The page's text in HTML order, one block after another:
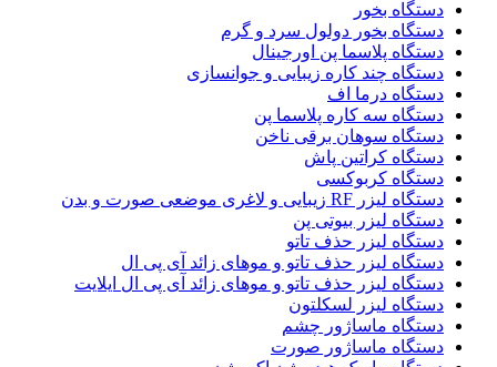
دستگاه بخور
دستگاه بخور دولول سرد و گرم
دستگاه پلاسما پن اورجینال
دستگاه چند کاره زیبایی و جوانسازی
دستگاه درما اف
دستگاه سه کاره پلاسما پن
دستگاه سوهان برقی ناخن
دستگاه کراتین پاش
دستگاه کربوکسی
دستگاه لیزر RF زیبایی و لاغری موضعی صورت و بدن
دستگاه لیزر بیوتی پن
دستگاه لیزر حذف تاتو
دستگاه لیزر حذف تاتو و موهای زائد آی پی ال
دستگاه لیزر حذف تاتو و موهای زائد آی پی ال ایلایت
دستگاه لیزر لسکلتون
دستگاه ماساژور چشم
دستگاه ماساژور صورت